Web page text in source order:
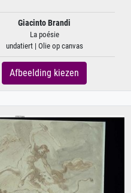
Giacinto Brandi
La poésie
undatiert | Olie op canvas
Afbeelding kiezen